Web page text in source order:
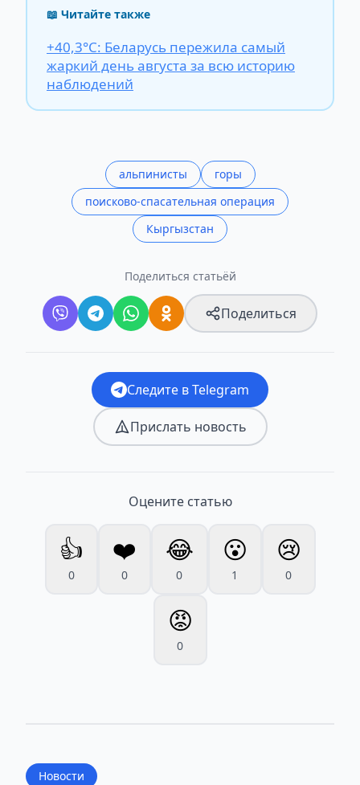
📖 Читайте также
+40,3°С: Беларусь пережила самый
жаркий день августа за всю историю
наблюдений
альпинисты
горы
поисково-спасательная операция
Кыргызстан
Поделиться статьёй
Поделиться
Следите в Telegram
Прислать новость
Оцените статью
👍
0
❤️
0
😂
0
😮
1
😢
0
😡
0
Новости